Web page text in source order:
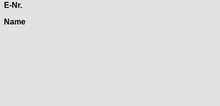
E-Nr.
Name